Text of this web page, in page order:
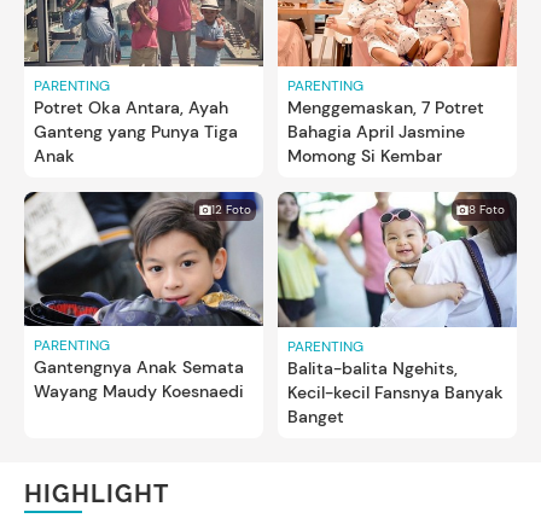
PARENTING
Potret Oka Antara, Ayah
Ganteng yang Punya Tiga
Anak
PARENTING
Menggemaskan, 7 Potret
Bahagia April Jasmine
Momong Si Kembar
12 Foto
PARENTING
Gantengnya Anak Semata
Wayang Maudy Koesnaedi
8 Foto
PARENTING
Balita-balita Ngehits,
Kecil-kecil Fansnya Banyak
Banget
HIGHLIGHT